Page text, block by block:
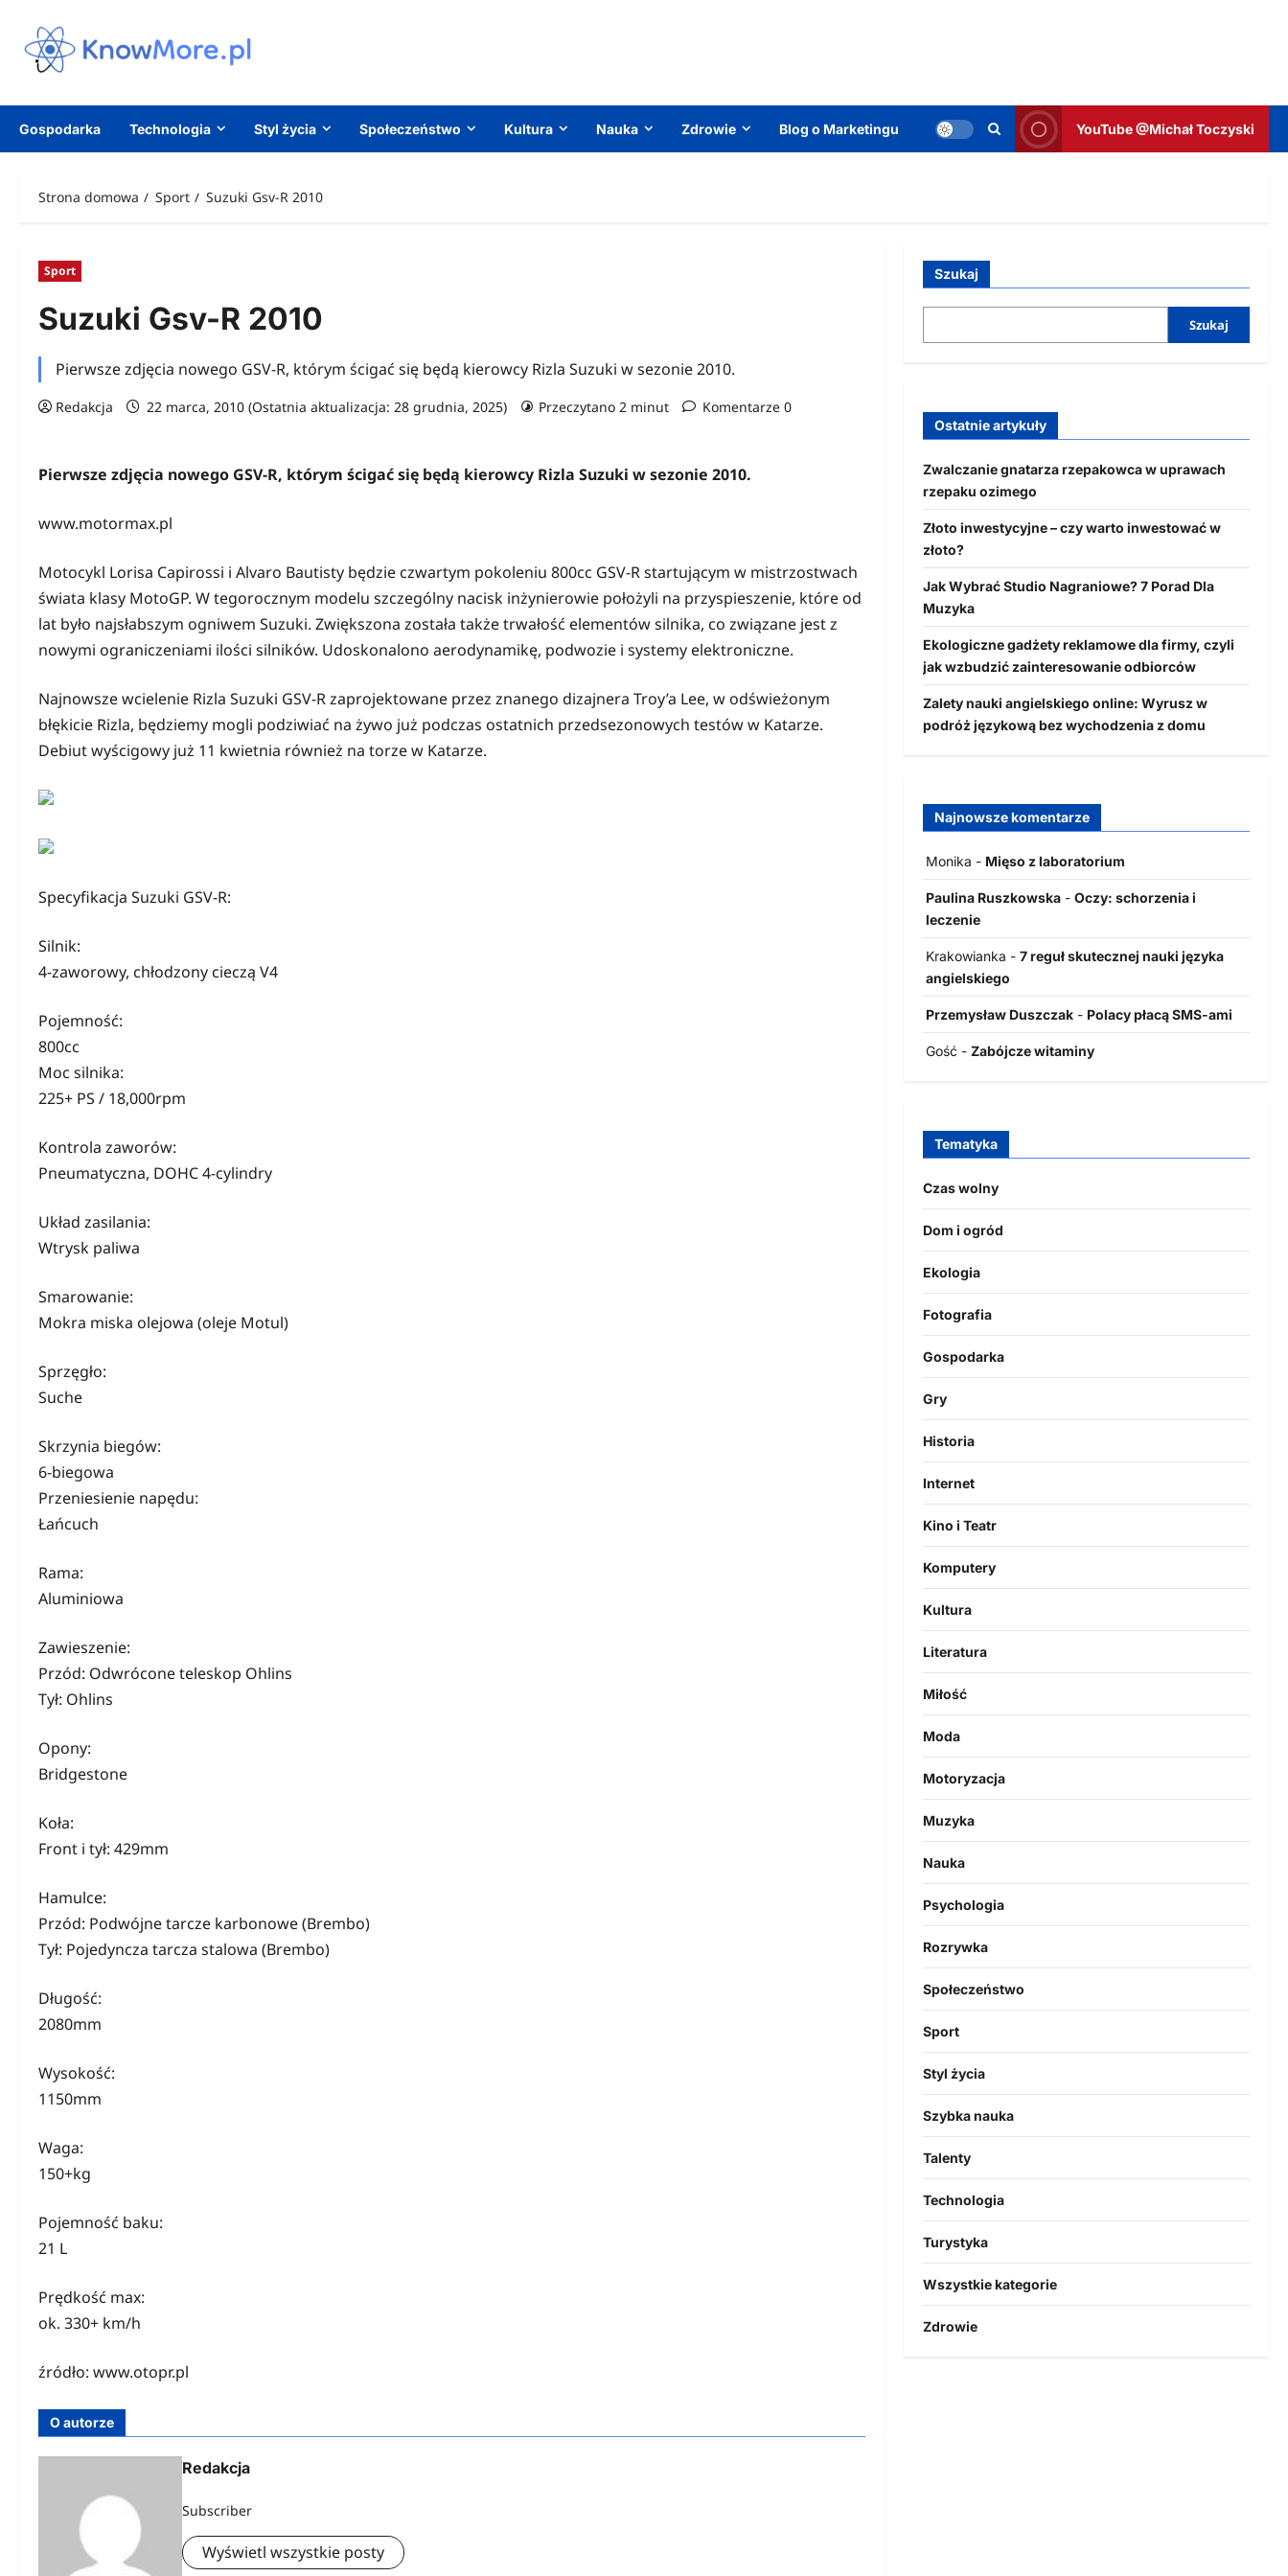
treści
Gospodarka Technologia Styl życia Społeczeństwo Kultura Nauka Zdrowie Blog o Marketingu YouTube @Michał Toczyski
Strona domowa Sport Suzuki Gsv-R 2010
Sport
Suzuki Gsv-R 2010
Pierwsze zdjęcia nowego GSV-R, którym ścigać się będą kierowcy Rizla Suzuki w sezonie 2010.
Redakcja 22 marca, 2010 (Ostatnia aktualizacja: 28 grudnia, 2025) Przeczytano 2 minut Komentarze 0
Pierwsze zdjęcia nowego GSV-R, którym ścigać się będą kierowcy Rizla Suzuki w sezonie 2010.
www.motormax.pl
Motocykl Lorisa Capirossi i Alvaro Bautisty będzie czwartym pokoleniu 800cc GSV-R startującym w mistrzostwach
świata klasy MotoGP. W tegorocznym modelu szczególny nacisk inżynierowie położyli na przyspieszenie, które od
lat było najsłabszym ogniwem Suzuki. Zwiększona została także trwałość elementów silnika, co związane jest z
nowymi ograniczeniami ilości silników. Udoskonalono aerodynamikę, podwozie i systemy elektroniczne.
Najnowsze wcielenie Rizla Suzuki GSV-R zaprojektowane przez znanego dizajnera Troy’a Lee, w odświeżonym
błękicie Rizla, będziemy mogli podziwiać na żywo już podczas ostatnich przedsezonowych testów w Katarze.
Debiut wyścigowy już 11 kwietnia również na torze w Katarze.
Specyfikacja Suzuki GSV-R:
Silnik:
4-zaworowy, chłodzony cieczą V4
Pojemność:
800cc
Moc silnika:
225+ PS / 18,000rpm
Kontrola zaworów:
Pneumatyczna, DOHC 4-cylindry
Układ zasilania:
Wtrysk paliwa
Smarowanie:
Mokra miska olejowa (oleje Motul)
Sprzęgło:
Suche
Skrzynia biegów:
6-biegowa
Przeniesienie napędu:
Łańcuch
Rama:
Aluminiowa
Zawieszenie:
Przód: Odwrócone teleskop Ohlins
Tył: Ohlins
Opony:
Bridgestone
Koła:
Front i tył: 429mm
Hamulce:
Przód: Podwójne tarcze karbonowe (Brembo)
Tył: Pojedyncza tarcza stalowa (Brembo)
Długość:
2080mm
Wysokość:
1150mm
Waga:
150+kg
Pojemność baku:
21 L
Prędkość max:
ok. 330+ km/h
źródło: www.otopr.pl
O autorze
Redakcja
Subscriber
Wyświetl wszystkie posty
Szukaj
Szukaj
Ostatnie artykuły
Zwalczanie gnatarza rzepakowca w uprawach
rzepaku ozimego
Złoto inwestycyjne – czy warto inwestować w
złoto?
Jak Wybrać Studio Nagraniowe? 7 Porad Dla
Muzyka
Ekologiczne gadżety reklamowe dla firmy, czyli
jak wzbudzić zainteresowanie odbiorców
Zalety nauki angielskiego online: Wyrusz w
podróż językową bez wychodzenia z domu
Najnowsze komentarze
Monika - Mięso z laboratorium
Paulina Ruszkowska- Oczy: schorzenia i
leczenie
Krakowianka - 7 reguł skutecznej nauki języka
angielskiego
Przemysław Duszczak- Polacy płacą SMS-ami
Gość - Zabójcze witaminy
Tematyka
Czas wolny
Dom i ogród
Ekologia
Fotografia
Gospodarka
Gry
Historia
Internet
Kino i Teatr
Komputery
Kultura
Literatura
Miłość
Moda
Motoryzacja
Muzyka
Nauka
Psychologia
Rozrywka
Społeczeństwo
Sport
Styl życia
Szybka nauka
Talenty
Technologia
Turystyka
Wszystkie kategorie
Zdrowie